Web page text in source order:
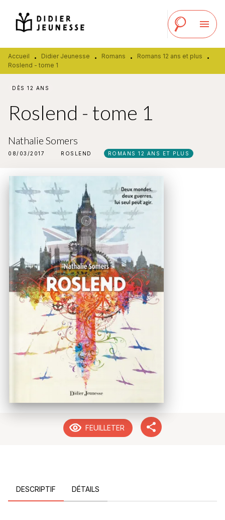
MENU RECHERCHE
PIED DE PAGE
menu
Accueil • Didier Jeunesse • Romans • Romans 12 ans et plus
•
Roslend - tome 1
DÈS 12 ANS
Roslend - tome 1
Nathalie Somers
08/03/2017 ROSLEND ROMANS 12 ANS ET PLUS
FEUILLETER
DESCRIPTIF DÉTAILS